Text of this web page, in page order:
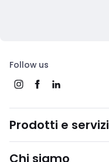
Follow us
Prodotti e servizi
Chi siamo